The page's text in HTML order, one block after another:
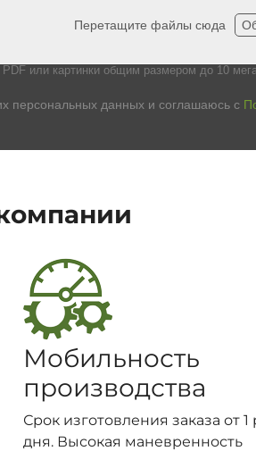
Перетащите файлы сюда
или картинки общим размером до 10
персональных данных и соглашаюсь с
Мобильность
производства
Срок изготовления заказа от 1
дня. Высокая маневренность